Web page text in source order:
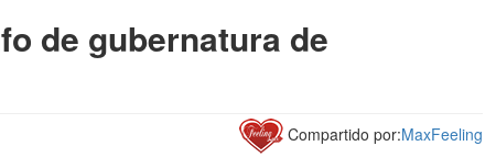
de gubernatura de
Compartido por:MaxFeeling